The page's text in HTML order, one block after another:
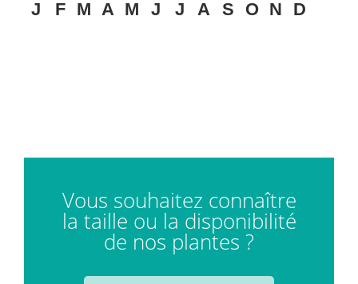
J F M A M J J A S O N D
Vous souhaitez connaître
la taille ou la disponibilité
de nos plantes ?